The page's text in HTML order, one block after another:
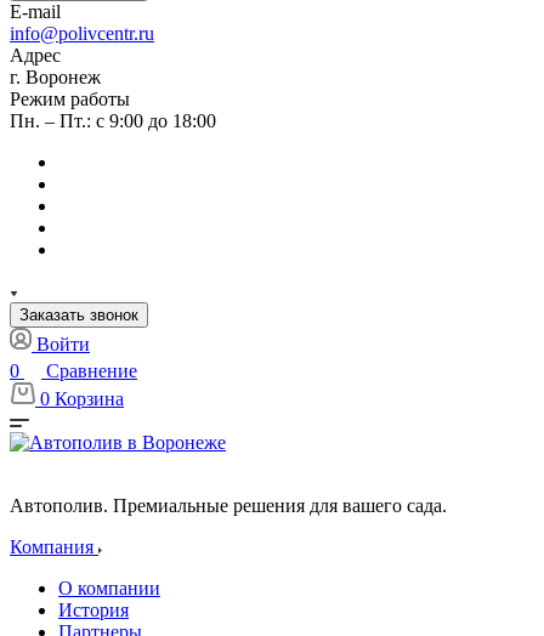
E-mail
info@polivcentr.ru
Адрес
г. Воронеж
Режим работы
Пн. – Пт.: с 9:00 до 18:00
Заказать звонок
Войти
0
Сравнение
0 Корзина
Автополив. Премиальные решения для вашего сада.
Компания
О компании
История
Партнеры